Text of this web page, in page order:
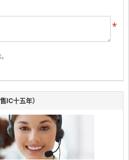
IC十五年）